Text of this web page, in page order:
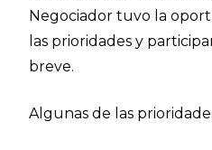
Negociador tuvo la
las prioridades y
breve.
Algunas de las